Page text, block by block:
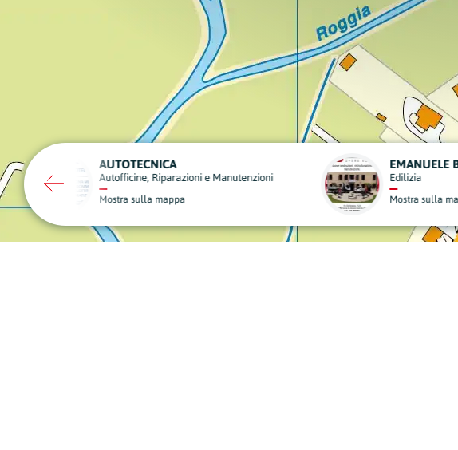
Edilizia
Mostra sulla mappa
Onoranze Funebri
Mostra sulla mappa